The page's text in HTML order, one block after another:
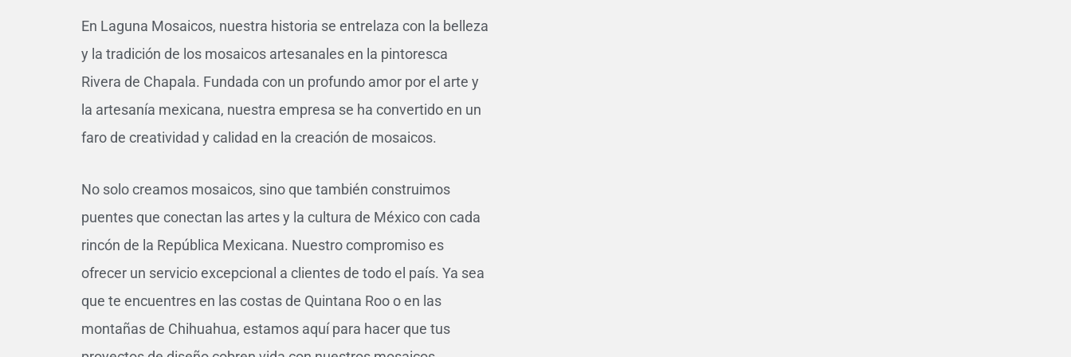
En Laguna Mosaicos, nuestra historia se entrelaza con la belleza
y la tradición de los mosaicos artesanales en la pintoresca
Rivera de Chapala. Fundada con un profundo amor por el arte y
la artesanía mexicana, nuestra empresa se ha convertido en un
faro de creatividad y calidad en la creación de mosaicos.
No solo creamos mosaicos, sino que también construimos
puentes que conectan las artes y la cultura de México con cada
rincón de la República Mexicana. Nuestro compromiso es
ofrecer un servicio excepcional a clientes de todo el país. Ya sea
que te encuentres en las costas de Quintana Roo o en las
montañas de Chihuahua, estamos aquí para hacer que tus